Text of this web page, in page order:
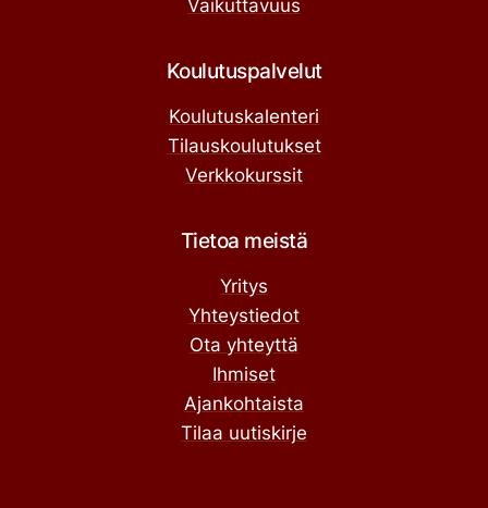
Vaikuttavuus
Koulutuspalvelut
Koulutuskalenteri
Tilauskoulutukset
Verkkokurssit
Tietoa meistä
Yritys
Yhteystiedot
Ota yhteyttä
Ihmiset
Ajankohtaista
Tilaa uutiskirje